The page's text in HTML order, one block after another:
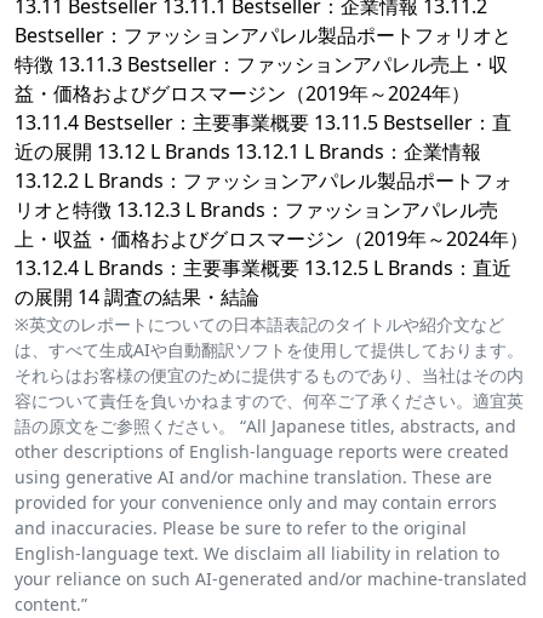
13.11 Bestseller 13.11.1 Bestseller：企業情報 13.11.2
Bestseller：ファッションアパレル製品ポートフォリオと
特徴 13.11.3 Bestseller：ファッションアパレル売上・収
益・価格およびグロスマージン（2019年～2024年）
13.11.4 Bestseller：主要事業概要 13.11.5 Bestseller：直
近の展開 13.12 L Brands 13.12.1 L Brands：企業情報
13.12.2 L Brands：ファッションアパレル製品ポートフォ
リオと特徴 13.12.3 L Brands：ファッションアパレル売
上・収益・価格およびグロスマージン（2019年～2024年）
13.12.4 L Brands：主要事業概要 13.12.5 L Brands：直近
の展開 14 調査の結果・結論
※英文のレポートについての日本語表記のタイトルや紹介文など
は、すべて生成AIや自動翻訳ソフトを使用して提供しております。
それらはお客様の便宜のために提供するものであり、当社はその内
容について責任を負いかねますので、何卒ご了承ください。適宜英
語の原文をご参照ください。 “All Japanese titles, abstracts, and
other descriptions of English-language reports were created
using generative AI and/or machine translation. These are
provided for your convenience only and may contain errors
and inaccuracies. Please be sure to refer to the original
English-language text. We disclaim all liability in relation to
your reliance on such AI-generated and/or machine-translated
content.”